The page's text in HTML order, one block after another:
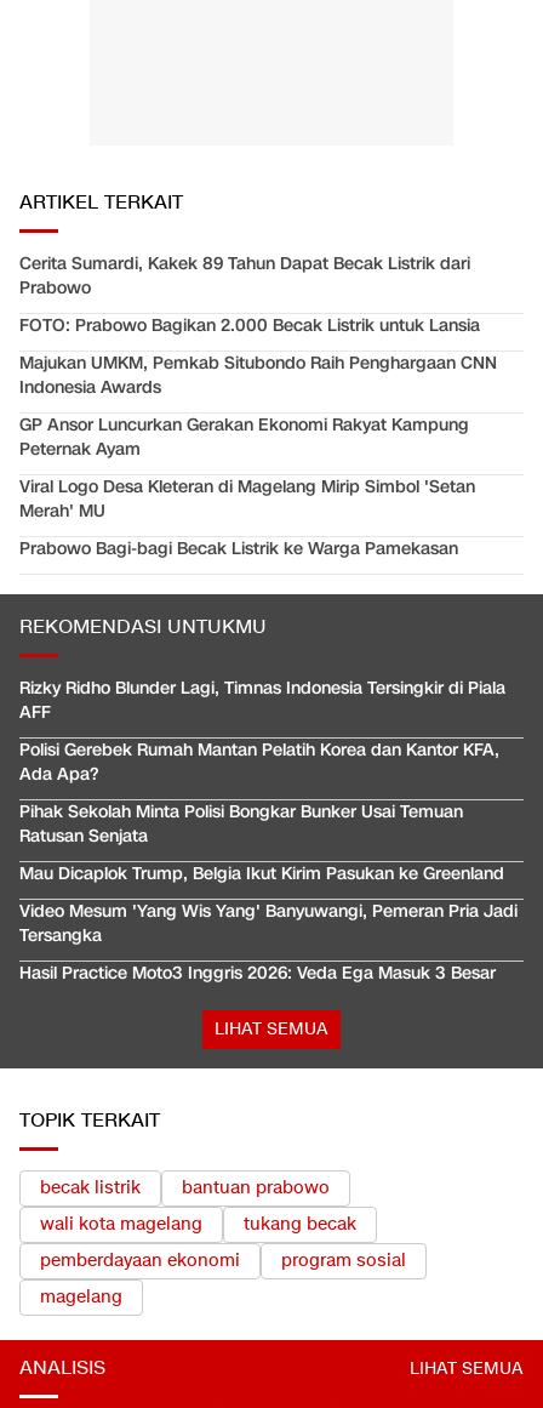
ARTIKEL TERKAIT
Cerita Sumardi, Kakek 89 Tahun Dapat Becak Listrik dari
Prabowo
FOTO: Prabowo Bagikan 2.000 Becak Listrik untuk Lansia
Majukan UMKM, Pemkab Situbondo Raih Penghargaan CNN
Indonesia Awards
GP Ansor Luncurkan Gerakan Ekonomi Rakyat Kampung
Peternak Ayam
Viral Logo Desa Kleteran di Magelang Mirip Simbol 'Setan
Merah' MU
Prabowo Bagi-bagi Becak Listrik ke Warga Pamekasan
REKOMENDASI UNTUKMU
Rizky Ridho Blunder Lagi, Timnas Indonesia Tersingkir di Piala
AFF
Polisi Gerebek Rumah Mantan Pelatih Korea dan Kantor KFA,
Ada Apa?
Pihak Sekolah Minta Polisi Bongkar Bunker Usai Temuan
Ratusan Senjata
Mau Dicaplok Trump, Belgia Ikut Kirim Pasukan ke Greenland
Video Mesum 'Yang Wis Yang' Banyuwangi, Pemeran Pria Jadi
Tersangka
Hasil Practice Moto3 Inggris 2026: Veda Ega Masuk 3 Besar
LIHAT SEMUA
TOPIK TERKAIT
becak listrik
bantuan prabowo
wali kota magelang
tukang becak
pemberdayaan ekonomi
program sosial
magelang
ANALISIS LIHAT SEMUA